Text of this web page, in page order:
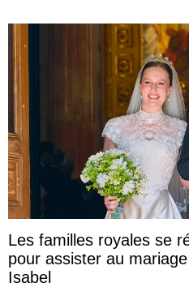
Les familles royales se
pour assister au
Isabel